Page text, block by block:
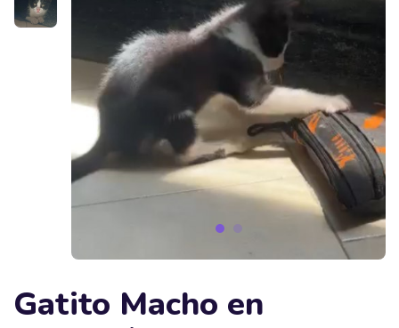
Gatito Macho en